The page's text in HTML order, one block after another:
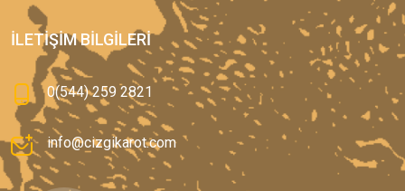
İLETIŞIM BILGILERI
0(544) 259 2821
info@cizgikarot.com